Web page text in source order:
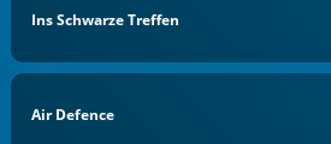
Ins Schwarze Treffen
Air Defence